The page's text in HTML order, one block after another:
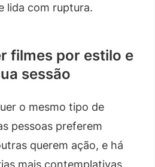
lida com ruptura.
filmes por estilo e
sessão
o mesmo tipo de
pessoas preferem
querem ação, e há
mais contemplativas